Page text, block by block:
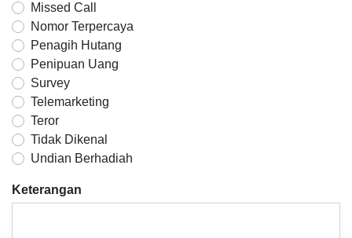
Missed Call
Nomor Terpercaya
Penagih Hutang
Penipuan Uang
Survey
Telemarketing
Teror
Tidak Dikenal
Undian Berhadiah
Keterangan